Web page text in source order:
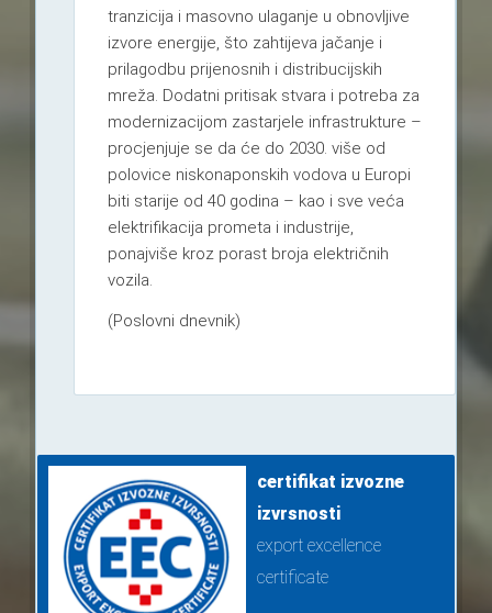
tranzicija i masovno ulaganje u obnovljive
izvore energije, što zahtijeva jačanje i
prilagodbu prijenosnih i distribucijskih
mreža. Dodatni pritisak stvara i potreba za
modernizacijom zastarjele infrastrukture –
procjenjuje se da će do 2030. više od
polovice niskonaponskih vodova u Europi
biti starije od 40 godina – kao i sve veća
elektrifikacija prometa i industrije,
ponajviše kroz porast broja električnih
vozila.
(Poslovni dnevnik)
certifikat izvozne
izvrsnosti
export excellence
certificate